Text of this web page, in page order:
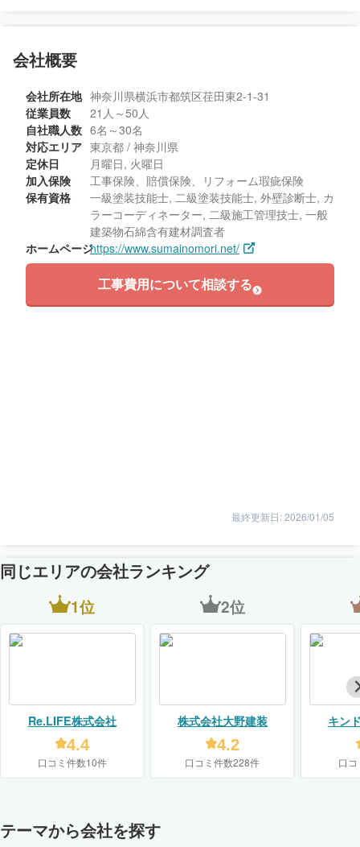
会社概要
会社所在地 神奈川県横浜市都筑区荏田東2-1-31
従業員数
21人～50人
自社職人数 6名～30名
対応エリア 東京都 / 神奈川県
定休日
月曜日, 火曜日
加入保険
工事保険、賠償保険、リフォーム瑕疵保険
保有資格
一級塗装技能士, 二級塗装技能士, 外壁診断士, カ
ラーコーディネーター, 二級施工管理技士, 一般
建築物石綿含有建材調査者
ホームページhttps://www.sumainomori.net/
工事費用について相談する
最終更新日: 2026/01/05
同じエリアの会社ランキング
1位
Re.LIFE株式会社
4.4
口コミ件数10件
2位
株式会社大野建装
4.2
口コミ件数228件
キン
【
口
テーマから会社を探す